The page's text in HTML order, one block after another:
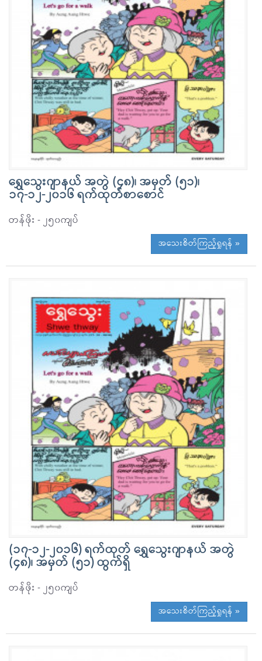
ရွှေသွေးဂျာနယ် အတွဲ (၄၈)၊ အမှတ် (၅၁)၊
၁၇-၁၂-၂၀၁၆ ရက်ထုတ်စာစောင်
တန်ဖိုး - ၂၅၀ကျပ်
အသေးစိတ်ကြည့်ရှုရန် »
(၁၇-၁၂-၂၀၁၆) ရက်ထုတ် ရွှေသွေးဂျာနယ် အတွဲ
(၄၈)၊ အမှတ် (၅၁) ထွက်ရှိ
တန်ဖိုး - ၂၅၀ကျပ်
အသေးစိတ်ကြည့်ရှုရန် »